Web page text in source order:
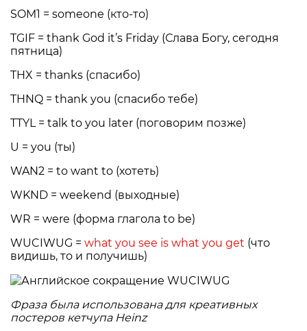
SOM1 = someone (кто-то)
TGIF = thank God it’s Friday (Слава Богу, сегодня
пятница)
THX = thanks (спасибо)
THNQ = thank you (спасибо тебе)
TTYL = talk to you later (поговорим позже)
U = you (ты)
WAN2 = to want to (хотеть)
WKND = weekend (выходные)
WR = were (форма глагола to be)
WUCIWUG = what you see is what you get (что
видишь, то и получишь)
Фраза была использована для креативных
постеров кетчупа Heinz